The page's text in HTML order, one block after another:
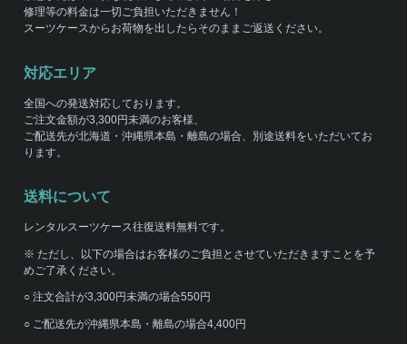
修理等の料金は一切ご負担いただきません！
スーツケースからお荷物を出したらそのままご返送ください。
対応エリア
全国への発送対応しております。
ご注文金額が3,300円未満のお客様、
ご配送先が北海道・沖縄県本島・離島の場合、別途送料をいただいてお
ります。
送料について
レンタルスーツケース往復送料無料です。
※ ただし、以下の場合はお客様のご負担とさせていただきますことを予
めご了承ください。
○ 注文合計が3,300円未満の場合550円
○ ご配送先が沖縄県本島・離島の場合4,400円